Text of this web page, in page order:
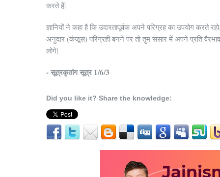
करते हैं|
ज्ञानियों ने कहा है कि उदारतापूर्वक अपने परिग्रह का उपयोग करते
अनुदार (कंजूस) परिग्रही बनने पर तो तुम संसार में अपने प्रति वैरभाव
लोगे|
- सूत्रकृतांग सूत्र 1/6/3
Did you like it? Share the knowledge: